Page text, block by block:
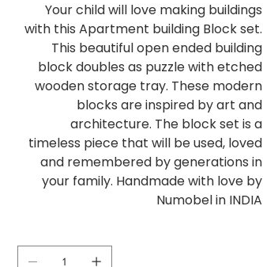
Your child will love making buildings
with this Apartment building Block set.
This beautiful open ended building
block doubles as puzzle with etched
wooden storage tray. These modern
blocks are inspired by art and
architecture. The block set is a
timeless piece that will be used, loved
and remembered by generations in
your family. Handmade with love by
Numobel in INDIA